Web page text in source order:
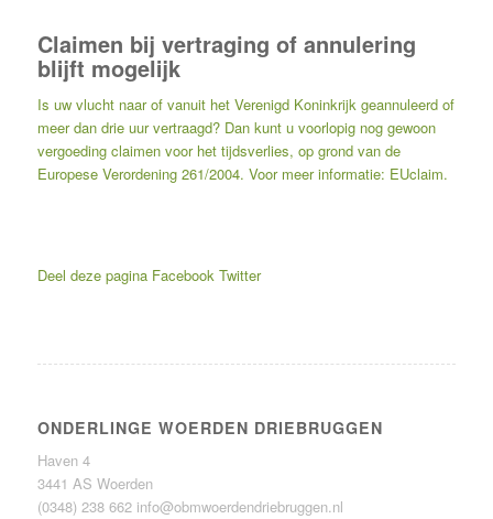
Claimen bij vertraging of annulering
blijft mogelijk
Is uw vlucht naar of vanuit het Verenigd Koninkrijk geannuleerd of
meer dan drie uur vertraagd? Dan kunt u voorlopig nog gewoon
vergoeding claimen voor het tijdsverlies, op grond van de
Europese Verordening 261/2004. Voor meer informatie: EUclaim.
Deel deze pagina Facebook Twitter
ONDERLINGE WOERDEN DRIEBRUGGEN
Haven 4
3441 AS Woerden
(0348) 238 662 info@obmwoerdendriebruggen.nl